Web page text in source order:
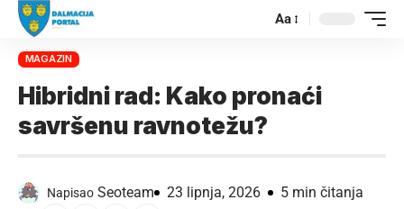
Aa
MAGAZIN
Hibridni rad: Kako pronaći
savršenu ravnotežu?
Napisao Seoteam 23 lipnja, 2026 5 min čitanja